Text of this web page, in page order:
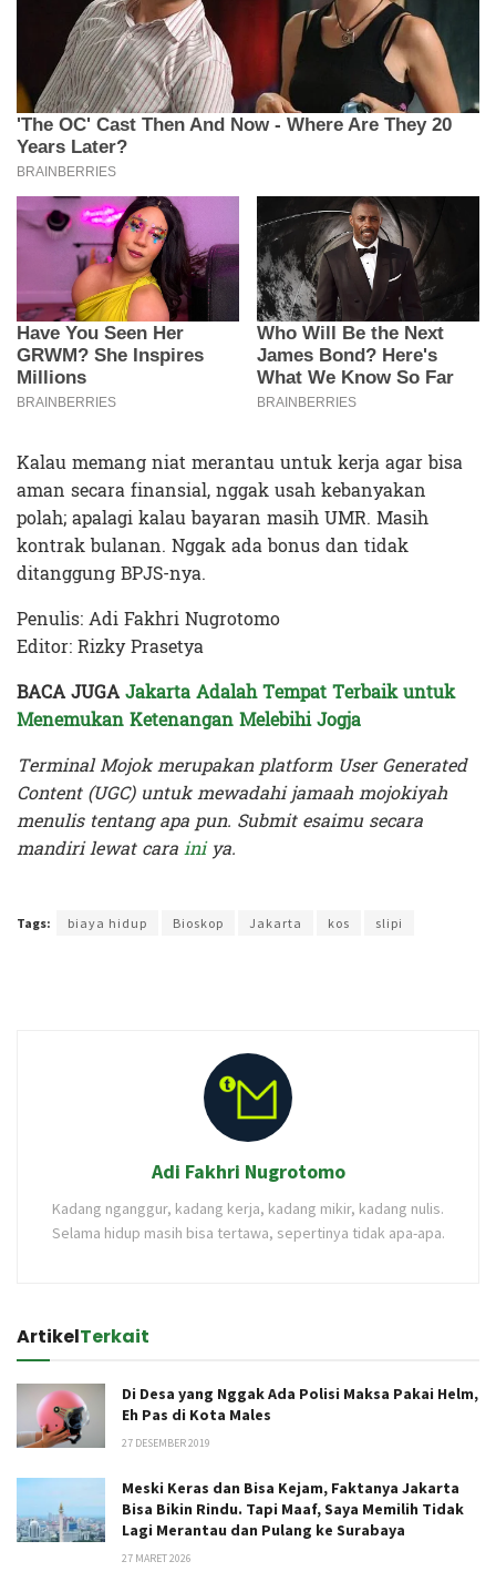
Kalau memang niat merantau untuk kerja agar bisa
aman secara finansial, nggak usah kebanyakan
polah; apalagi kalau bayaran masih UMR. Masih
kontrak bulanan. Nggak ada bonus dan tidak
ditanggung BPJS-nya.
Penulis: Adi Fakhri Nugrotomo
Editor: Rizky Prasetya
BACA JUGAJakarta Adalah Tempat Terbaik untuk
Menemukan Ketenangan Melebihi Jogja
Terminal Mojok merupakan platform User Generated
Content (UGC) untuk mewadahi jamaah mojokiyah
menulis tentang apa pun. Submit esaimu secara
mandiri lewat carainiya.
Tags: biaya hidup Bioskop Jakarta kos slipi
Adi Fakhri Nugrotomo
Kadang nganggur, kadang kerja, kadang mikir, kadang nulis.
Selama hidup masih bisa tertawa, sepertinya tidak apa-apa.
ArtikelTerkait
Di Desa yang Nggak Ada Polisi Maksa Pakai Helm,
Eh Pas di Kota Males
27 DESEMBER 2019
Meski Keras dan Bisa Kejam, Faktanya Jakarta
Bisa Bikin Rindu. Tapi Maaf, Saya Memilih Tidak
Lagi Merantau dan Pulang ke Surabaya
27 MARET 2026